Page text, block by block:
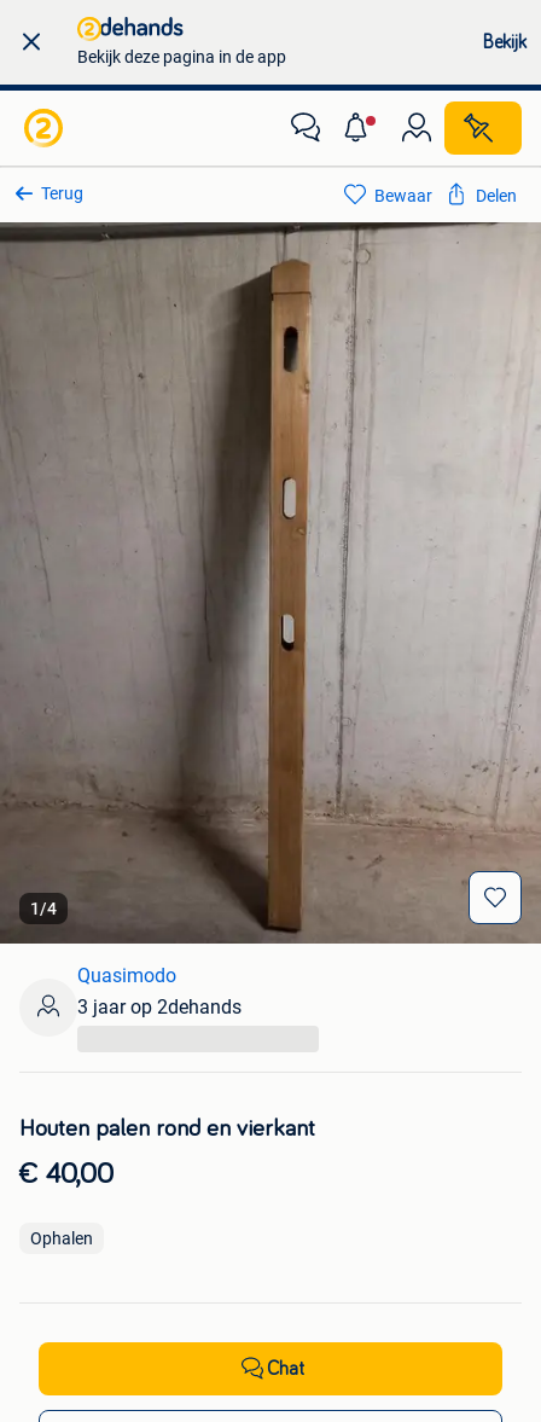
Bekijk deze pagina in de app
Bekijk
Terug
1/4
Bewaar Delen
Houten palen rond en vierkant
€ 40,00
Ophalen
Quasimodo
3 jaar op 2dehands
Chat